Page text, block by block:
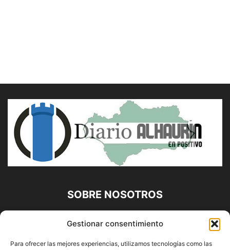
Gestionar consentimiento
Para ofrecer las mejores experiencias, utilizamos tecnologías como las
SOBRE NOSOTROS
Diario Alhaurín (www.alhaurindelatorre.com) Propiedad de
Francisco E. López López | 639 95 71 95 | Noticias de
Alhaurín de la Torre, Málaga y Provincia|